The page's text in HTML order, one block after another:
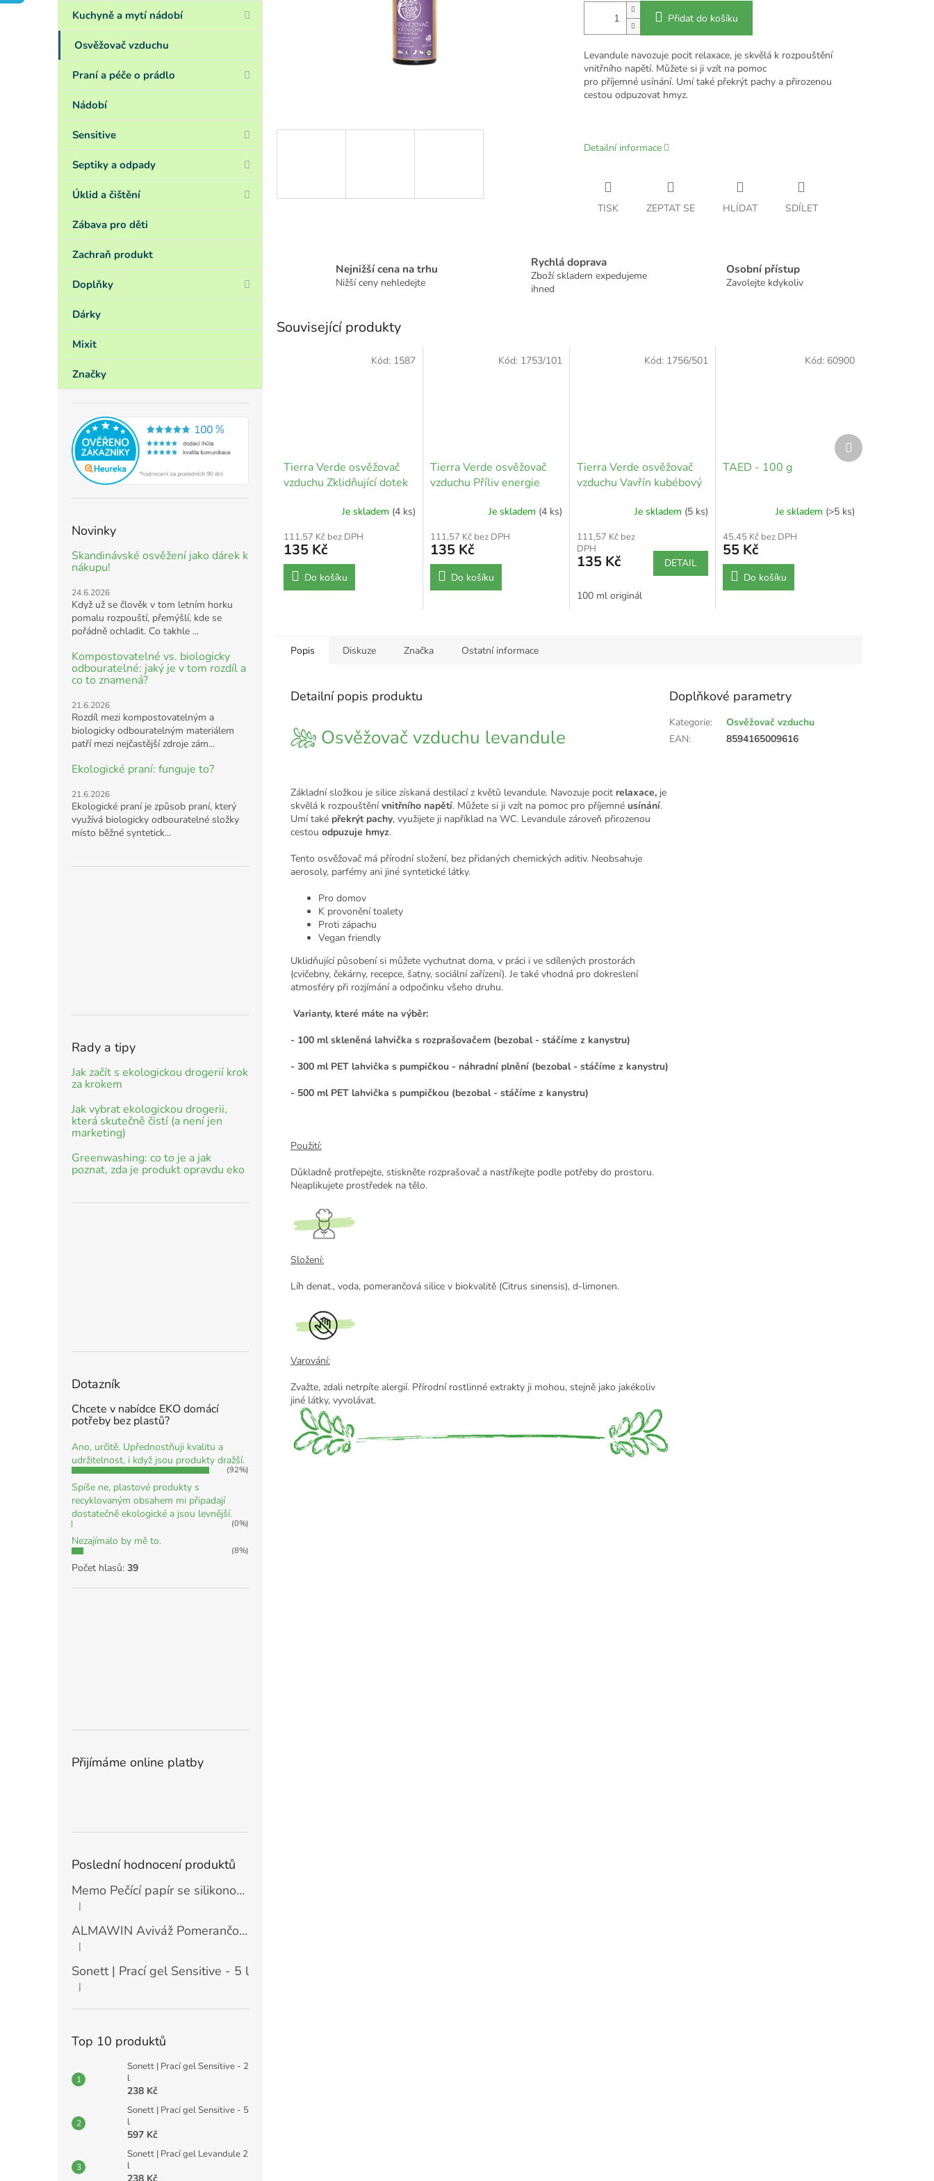
e
Kuchyně a mytí nádobí
Osvěžovač vzduchu
Praní a péče o prádlo
Nádobí
Sensitive
Septiky a odpady
Úklid a čištění
Zábava pro děti
Zachraň produkt
Doplňky
Dárky
Mixit
Značky
Novinky
Skandinávské osvěžení jako dárek k
nákupu!
24.6.2026
Když už se člověk v tom letním horku
pomalu rozpouští, přemýšlí, kde se
pořádně ochladit. Co takhle ...
Kompostovatelné vs. biologicky
odbouratelné: jaký je v tom rozdíl a
co to znamená?
21.6.2026
Rozdíl mezi kompostovatelným a
biologicky odbouratelným materiálem
patří mezi nejčastější zdroje zám...
Ekologické praní: funguje to?
21.6.2026
Ekologické praní je způsob praní, který
využívá biologicky odbouratelné složky
místo běžné syntetick...
Rady a tipy
Jak začít s ekologickou drogerií krok
za krokem
Jak vybrat ekologickou drogerii,
která skutečně čistí (a není jen
marketing)
Greenwashing: co to je a jak
poznat, zda je produkt opravdu eko
Dotazník
Chcete v nabídce EKO domácí
potřeby bez plastů?
Ano, určitě. Upřednostňuji kvalitu a
udržitelnost, i když jsou produkty dražší.
(92%)
Spíše ne, plastové produkty s
recyklovaným obsahem mi připadají
dostatečně ekologické a jsou levnější.
(0%)
Nezajímalo by mě to.
(8%)
Počet hlasů: 39
Přijímáme online platby
Poslední hodnocení produktů
Memo Pečící papír se silikonovou vrstvou (30 ks)
Hodnocení produktu je 5 z 5 hvězdiček.
|
ALMAWIN Aviváž Pomerančový květ 750 ml
Hodnocení produktu je 5 z 5 hvězdiček.
|
Sonett | Prací gel Sensitive - 5 l
Hodnocení produktu je 5 z 5 hvězdiček.
|
Top 10 produktů
Sonett | Prací gel Sensitive - 2
l
238 Kč
Sonett | Prací gel Sensitive - 5
l
597 Kč
Sonett | Prací gel Levandule 2
l
Přidat do košíku
Levandule navozuje pocit relaxace, je skvělá k rozpouštění
vnitřního napětí. Můžete si ji vzít na pomoc
pro příjemné usínání. Umí také překrýt pachy a přirozenou
cestou odpuzovat hmyz.
Detailní informace
TISK ZEPTAT SE HLÍDAT SDÍLET
Nejnižší cena na trhu
Nižší ceny nehledejte
Rychlá doprava
Zboží skladem expedujeme
ihned
Osobní přístup
Zavolejte kdykoliv
Související produkty
Tierra Verde osvěžovač
vzduchu Zklidňující dotek
Je skladem (4 ks)
111,57 Kč bez DPH
135 Kč
Do košíku
Kód: 1587
Tierra Verde osvěžovač
vzduchu Příliv energie
Je skladem (4 ks)
111,57 Kč bez DPH
135 Kč
Do košíku
Kód: 1753/101
Tierra Verde osvěžovač
vzduchu Vavřín kubébový
Je skladem (5 ks)
111,57 Kč bez
DPH
135 Kč DETAIL
100 ml originál
Kód: 1756/501
TAED - 100 g
Je skladem (>5 ks)
45,45 Kč bez DPH
55 Kč
Do košíku
Kód: 60900
Další
produkt
Popis Diskuze Značka Ostatní informace
Detailní popis produktu
Osvěžovač vzduchu levandule
Základní složkou je silice získaná destilací z květů levandule. Navozuje pocit relaxace, je
skvělá k rozpouštěnívnitřního napětí. Můžete si ji vzít na pomoc pro příjemné usínání.
Umí také překrýt pachy, využijete ji například na WC. Levandule zároveň přirozenou
cestou odpuzuje hmyz.
Tento osvěžovač má přírodní složení, bez přidaných chemických aditiv. Neobsahuje
aerosoly, parfémy ani jiné syntetické látky.
Pro domov
K provonění toalety
Proti zápachu
Vegan friendly
Uklidňující působení si můžete vychutnat doma, v práci i ve sdílených prostorách
(cvičebny, čekárny, recepce, šatny, sociální zařízení). Je také vhodná pro dokreslení
atmosféry při rozjímání a odpočinku všeho druhu.
Varianty, které máte na výběr:
- 100 ml skleněná lahvička s rozprašovačem (bezobal - stáčíme z kanystru)
- 300 ml PET lahvička s pumpičkou - náhradní plnění (bezobal - stáčíme z kanystru)
- 500 ml PET lahvička s pumpičkou (bezobal - stáčíme z kanystru)
Použití:
Důkladně protřepejte, stiskněte rozprašovač a nastříkejte podle potřeby do prostoru.
Neaplikujete prostředek na tělo.
Složení:
Líh denat., voda, pomerančová silice v biokvalitě (Citrus sinensis), d-limonen.
Varování:
Zvažte, zdali netrpíte alergií. Přírodní rostlinné extrakty ji mohou, stejně jako jakékoliv
jiné látky, vyvolávat.
Doplňkové parametry
Kategorie:
Osvěžovač vzduchu
EAN: 8594165009616